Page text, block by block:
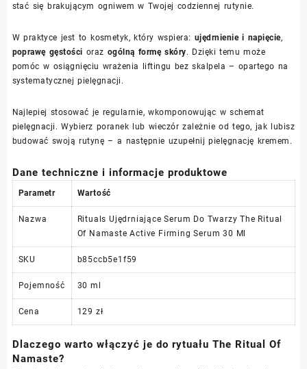
stać się brakującym ogniwem w Twojej codziennej rutynie.
W praktyce jest to kosmetyk, który wspiera: ujędrnienie i napięcie,
poprawę gęstości oraz ogólną formę skóry. Dzięki temu może
pomóc w osiągnięciu wrażenia liftingu bez skalpela – opartego na
systematycznej pielęgnacji.
Najlepiej stosować je regularnie, wkomponowując w schemat
pielęgnacji. Wybierz poranek lub wieczór zależnie od tego, jak lubisz
budować swoją rutynę – a następnie uzupełnij pielęgnację kremem.
Dane techniczne i informacje produktowe
Parametr Wartość
Nazwa
Rituals Ujędrniające Serum Do Twarzy The Ritual
Of Namaste Active Firming Serum 30 Ml
SKU b85ccb5e1f59
Pojemność 30 ml
Cena 129 zł
Dlaczego warto włączyć je do rytuału The Ritual Of
Namaste?